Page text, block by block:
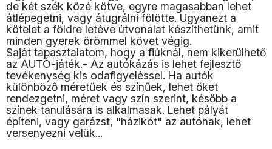
de két szék közé kötve, egyre magasabban lehet
átlépegetni, vagy átugrálni fölötte. Ugyanezt a
kötelet a földre letéve útvonalat készíthetünk, amit
minden gyerek örömmel követ végig.
Saját tapasztalatom, hogy a fiúknál, nem kikerülhető
az AUTÓ-játék.- Az autókázás is lehet fejlesztő
tevékenység kis odafigyeléssel. Ha autók
különböző méretűek és színűek, lehet őket
rendezgetni, méret vagy szín szerint, később a
színek tanulására is alkalmasak. Lehet pályát
építeni, vagy garázst, "házikót" az autónak, lehet
versenyezni velük...